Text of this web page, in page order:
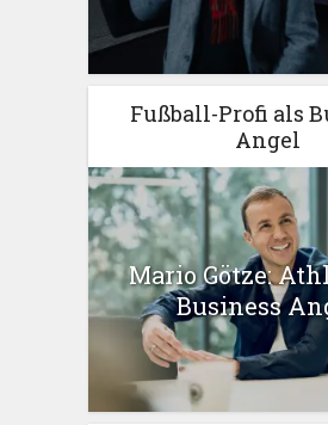
Fußball-Profi als
Angel
Mario Götze:
Business